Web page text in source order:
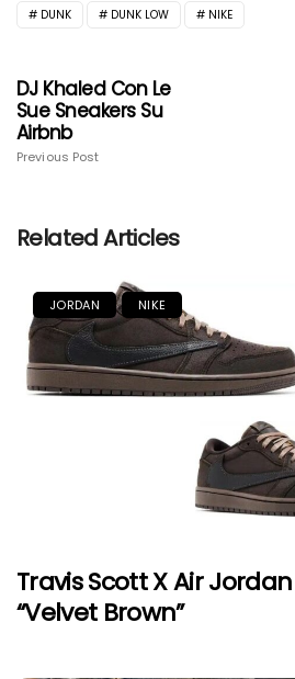
DUNK DUNK LOW NIKE
DJ Khaled Con Le
Sue Sneakers Su
Airbnb
Previous Post
Related Articles
JORDAN NIKE
Travis Scott X Air Jordan
“Velvet Brown”